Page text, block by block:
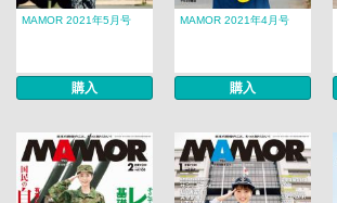
MAMOR 2021年5月号
購入
MAMOR 2021年4月号
購入